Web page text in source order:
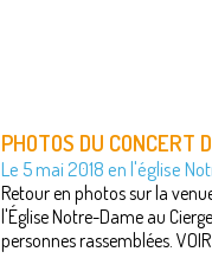
PHOTOS DU CONCERT
Le 5 mai 2018 en l'église
Retour en photos sur la
l'Église Notre-Dame au
personnes rassemblées. VOIR